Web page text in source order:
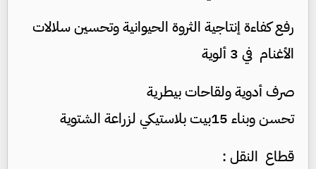
رفع كفاءة إنتاجية الثروة الحيوانية وتحسين سلالات
الأغنام في 3 ألوية
صرف أدوية ولقاحات بيطرية
تحسن وبناء 15بيت بلاستيكي لزراعة الشتوية
قطاع النقل :